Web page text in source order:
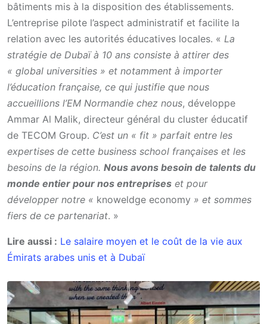
bâtiments mis à la disposition des établissements.
L’entreprise pilote l’aspect administratif et facilite la
relation avec les autorités éducatives locales. « La
stratégie de Dubaï à 10 ans consiste à attirer des
« global universities » et notamment à importer
l’éducation française, ce qui justifie que nous
accueillions l’EM Normandie chez nous, développe
Ammar Al Malik, directeur général du cluster éducatif
de TECOM Group. C’est un « fit » parfait entre les
expertises de cette business school françaises et les
besoins de la région. Nous avons besoin de talents du
monde entier pour nos entreprises et pour
développer notre « knoweldge economy » et sommes
fiers de ce partenariat. »
Lire aussi : Le salaire moyen et le coût de la vie aux
Émirats arabes unis et à Dubaï